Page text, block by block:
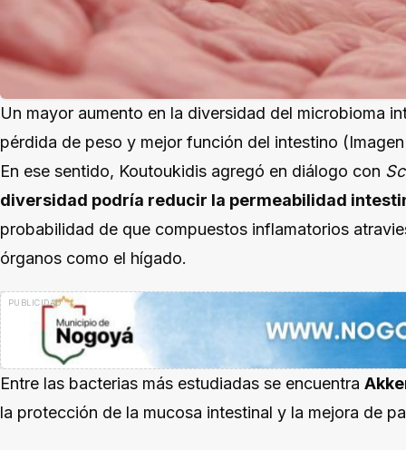
Un mayor aumento en la diversidad del microbioma
pérdida de peso y mejor función del intestino
En ese sentido, Koutoukidis agregó en diálogo con
diversidad podría reducir la permeabilidad
probabilidad de que compuestos inflamatorios
órganos como el hígado.
Entre las bacterias más estudiadas se encuentra
la protección de la mucosa intestinal y la mejora de